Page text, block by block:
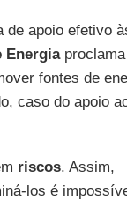
apoio efetivo
Energia
fontes de
caso do apoio
riscos. Assim,
los é